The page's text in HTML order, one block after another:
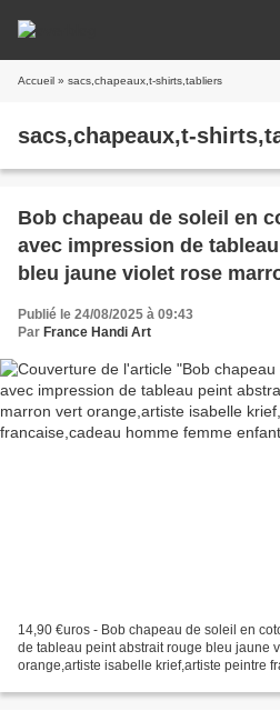
Accueil » sacs,chapeaux,t-shirts,tabliers
sacs,chapeaux,t-
Bob chapeau de soleil en
avec impression de
bleu jaune violet rose
isabelle krief,artiste peintre
homme femme enfant
Publié le 24/08/2025 à 09:43
Par France Handi Art
14,90 €uros - Bob chapeau de soleil en
de tableau peint abstrait rouge bleu jaune
orange,artiste isabelle krief,artiste peintre